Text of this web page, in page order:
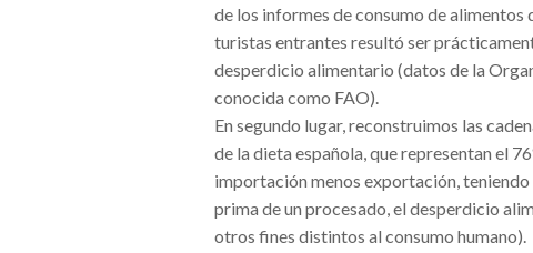
de los informes de consumo de
turistas entrantes resultó ser
desperdicio alimentario (datos de la
conocida como FAO).
En segundo lugar, reconstruimos las
de la dieta española, que representan el
importación menos exportación,
prima de un procesado, el desperdicio
otros fines distintos al consumo humano).